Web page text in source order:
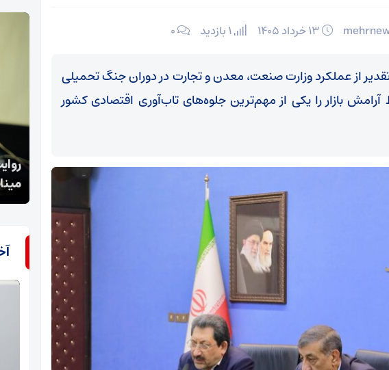
۰
از عملکرد وزارت صنعت، معدن و تجارت در دوران جنگ تحمیلی
آرامش بازار را یکی از مهم‌ترین جلوه‌های تاب‌آوری اقتصادی کشور
رهبر انقلاب
روایت تفنگدار سابق آمریکایی از جنایت کشورش در
میناب تاحمایت از اسرائیل
تب